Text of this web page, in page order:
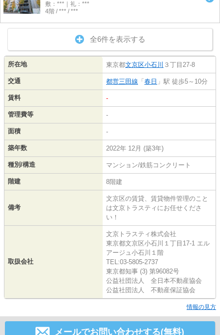
敷：***｜礼：***
4階 / *** / ***
全6件を表示する
所在地 東京都文京区小石川 ３丁目27-8
交通 都営三田線 「 春日 」駅 徒歩5～10分
賃料 -
管理費等 -
面積 -
築年数 2022年 12月 (築3年)
種別/構造 マンション/鉄筋コンクリート
階建 8階建
備考
文京区の賃貸、賃貸物件管理のこと
は文京トラスティにお任せくださ
い！
取扱会社
文京トラスティ株式会社
東京都文京区小石川１丁目17-1 エル
アージュ小石川１階
TEL:03-5805-2737
東京都知事 (3) 第96082号
公益社団法人 全日本不動産協会
公益社団法人 不動産保証協会
情報の見方
メールでお問い合わせする(無料)